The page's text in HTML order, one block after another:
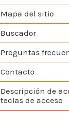
Mapa del sitio
Buscador
Preguntas
Contacto
Descripción de
teclas de acceso